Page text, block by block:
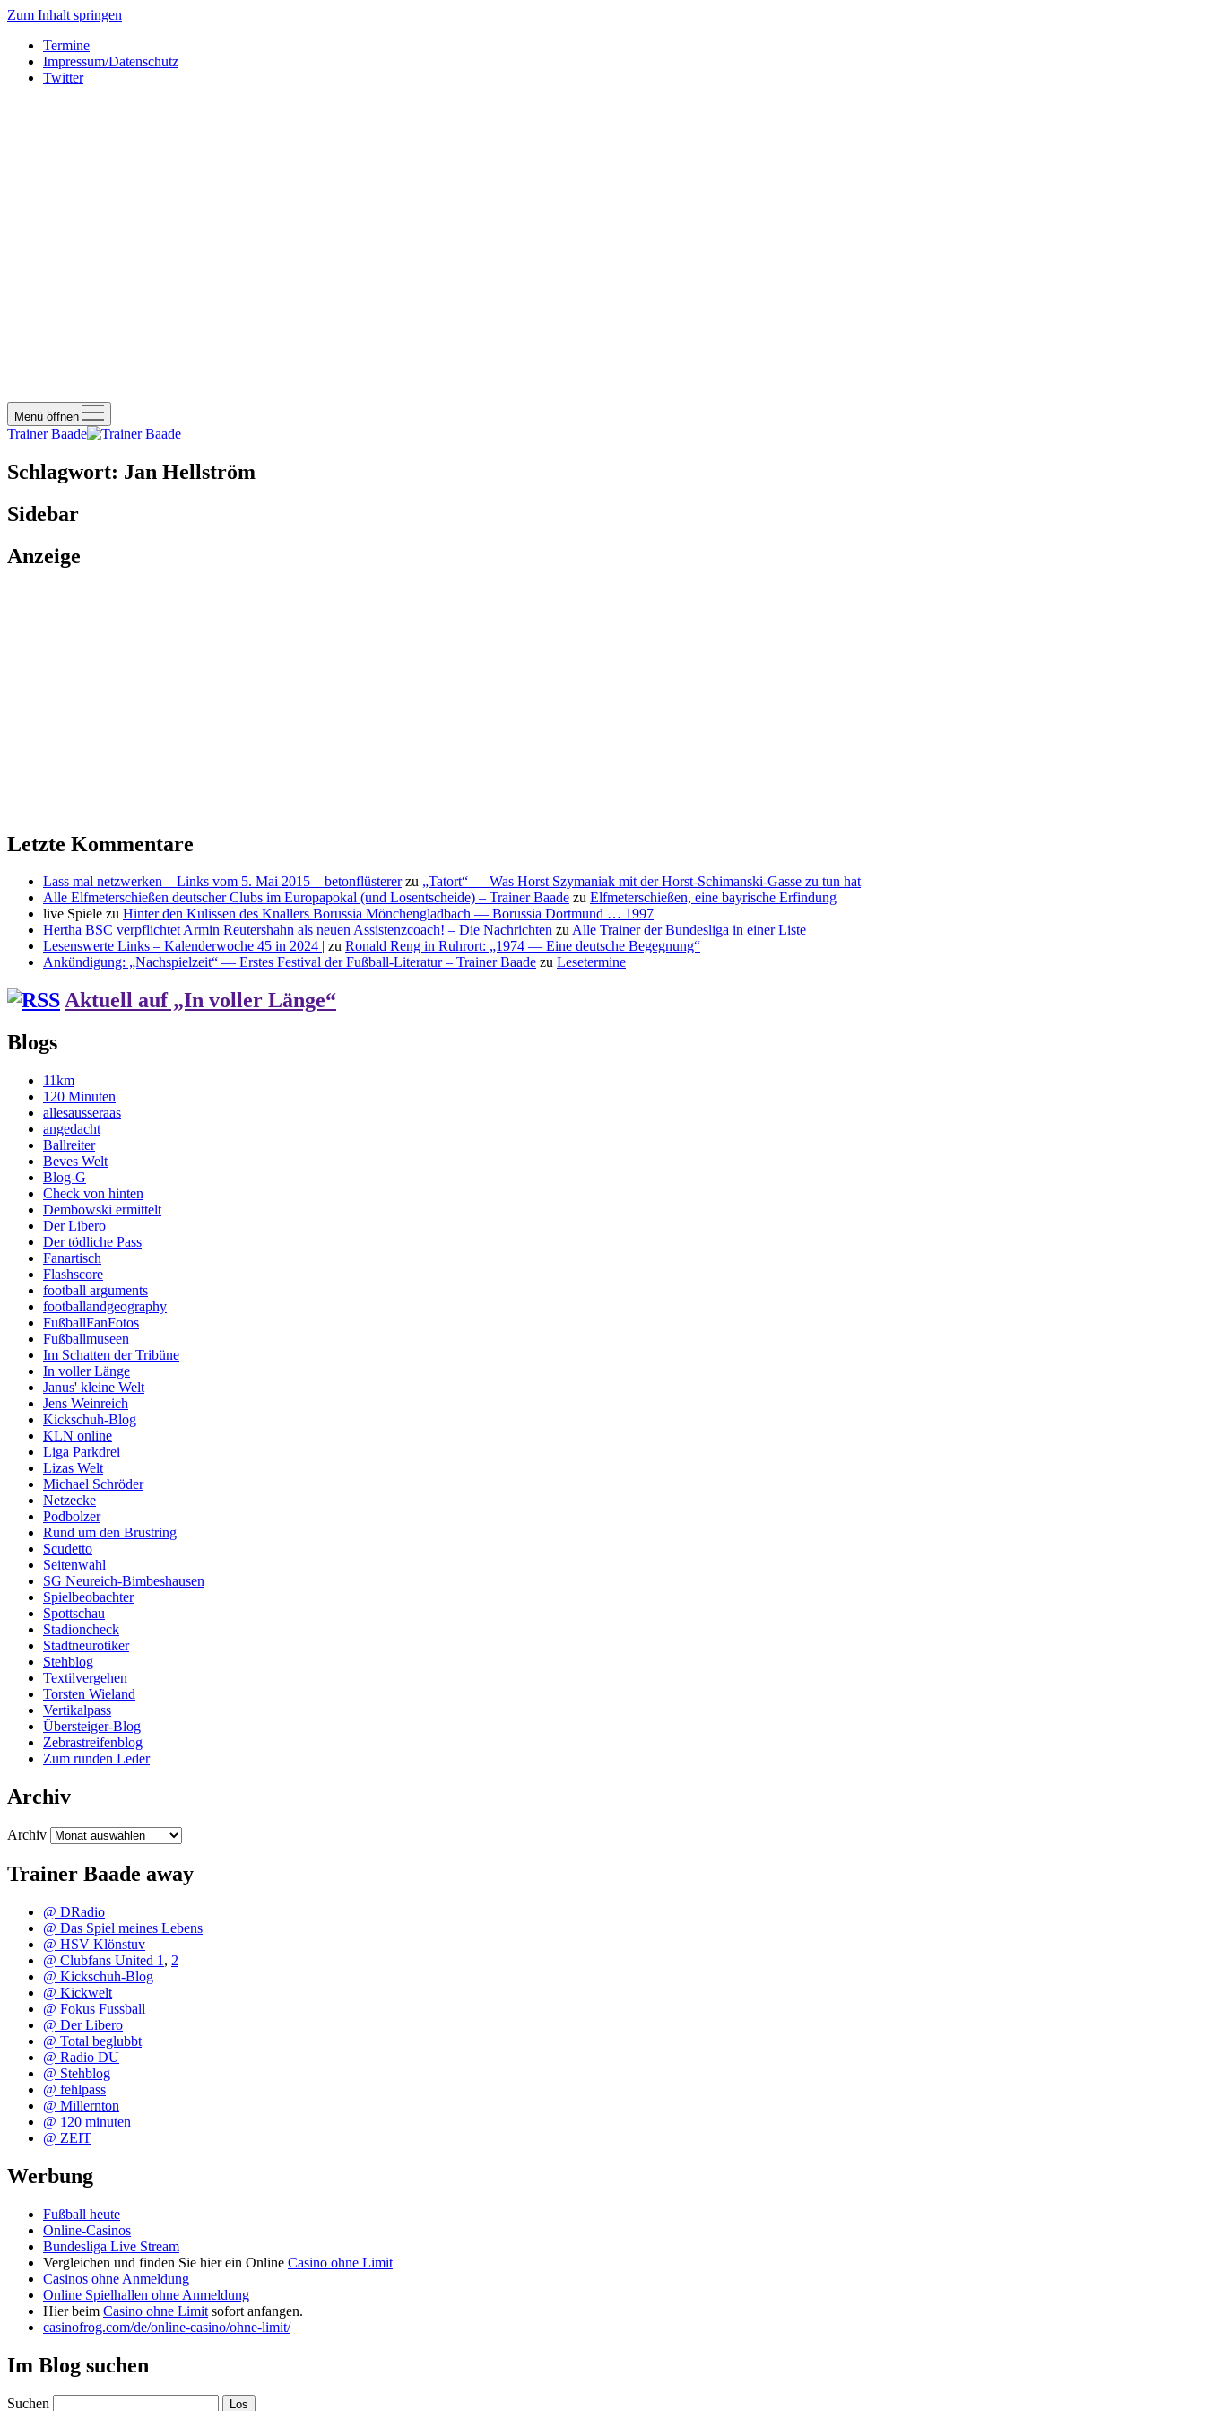
Zum Inhalt springen
Termine
Impressum/Datenschutz
Twitter
Menü öffnen
Trainer Baade
Schlagwort: Jan Hellström
Sidebar
Anzeige
Letzte Kommentare
Lass mal netzwerken – Links vom 5. Mai 2015 – betonflüstererzu „Tatort“ — Was Horst Szymaniak mit der Horst-Schimanski-Gasse zu tun hat
Alle Elfmeterschießen deutscher Clubs im Europapokal (und Losentscheide) – Trainer Baade zu Elfmeterschießen, eine bayrische Erfindung
live Spiele zu Hinter den Kulissen des Knallers Borussia Mönchengladbach — Borussia Dortmund … 1997
Hertha BSC verpflichtet Armin Reutershahn als neuen Assistenzcoach! – Die Nachrichten zuAlle Trainer der Bundesliga in einer Liste
Lesenswerte Links – Kalenderwoche 45 in 2024 | zu Ronald Reng in Ruhrort: „1974 — Eine deutsche Begegnung“
Ankündigung: „Nachspielzeit“ — Erstes Festival der Fußball-Literatur – Trainer Baade zu Lesetermine
Aktuell auf „In voller Länge“
Blogs
11km
120 Minuten
allesausseraas
angedacht
Ballreiter
Beves Welt
Blog-G
Check von hinten
Dembowski ermittelt
Der Libero
Der tödliche Pass
Fanartisch
Flashscore
football arguments
footballandgeography
FußballFanFotos
Fußballmuseen
Im Schatten der Tribüne
In voller Länge
Janus' kleine Welt
Jens Weinreich
Kickschuh-Blog
KLN online
Liga Parkdrei
Lizas Welt
Michael Schröder
Netzecke
Podbolzer
Rund um den Brustring
Scudetto
Seitenwahl
SG Neureich-Bimbeshausen
Spielbeobachter
Spottschau
Stadioncheck
Stadtneurotiker
Stehblog
Textilvergehen
Torsten Wieland
Vertikalpass
Übersteiger-Blog
Zebrastreifenblog
Zum runden Leder
Archiv
Archiv
Trainer Baade away
@ DRadio
@ Das Spiel meines Lebens
@ HSV Klönstuv
@ Clubfans United 1 , 2
@ Kickschuh-Blog
@ Kickwelt
@ Fokus Fussball
@ Der Libero
@ Total beglubbt
@ Radio DU
@ Stehblog
@ fehlpass
@ Millernton
@ 120 minuten
@ ZEIT
Werbung
Fußball heute
Online-Casinos
Bundesliga Live Stream
Vergleichen und finden Sie hier ein Online Casino ohne Limit
Casinos ohne Anmeldung
Online Spielhallen ohne Anmeldung
Hier beim Casino ohne Limit sofort anfangen.
casinofrog.com/de/online-casino/ohne-limit/
Im Blog suchen
Suchen